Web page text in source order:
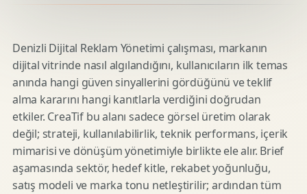
Denizli Dijital Reklam Yönetimi çalışması, markanın
dijital vitrinde nasıl algılandığını, kullanıcıların ilk temas
anında hangi güven sinyallerini gördüğünü ve teklif
alma kararını hangi kanıtlarla verdiğini doğrudan
etkiler. CreaTif bu alanı sadece görsel üretim olarak
değil; strateji, kullanılabilirlik, teknik performans, içerik
mimarisi ve dönüşüm yönetimiyle birlikte ele alır. Brief
aşamasında sektör, hedef kitle, rekabet yoğunluğu,
satış modeli ve marka tonu netleştirilir; ardından tüm